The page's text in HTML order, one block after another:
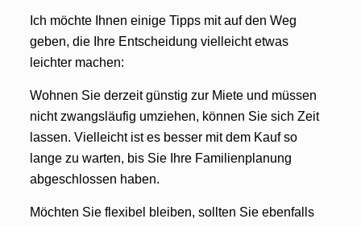
Ich möchte Ihnen einige Tipps mit auf den Weg
geben, die Ihre Entscheidung vielleicht etwas
leichter machen:
Wohnen Sie derzeit günstig zur Miete und müssen
nicht zwangsläufig umziehen, können Sie sich Zeit
lassen. Vielleicht ist es besser mit dem Kauf so
lange zu warten, bis Sie Ihre Familienplanung
abgeschlossen haben.
Möchten Sie flexibel bleiben, sollten Sie ebenfalls